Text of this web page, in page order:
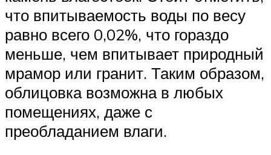
что впитываемость воды по весу
равно всего 0,02%, что гораздо
меньше, чем впитывает природный
мрамор или гранит. Таким образом,
облицовка возможна в любых
помещениях, даже с
преобладанием влаги.